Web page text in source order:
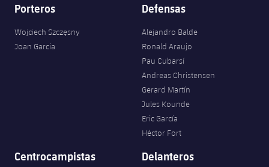
Porteros
Wojciech Szczęsny
Joan Garcia
Defensas
Alejandro Balde
Ronald Araujo
Pau Cubarsí
Andreas Christensen
Gerard Martín
Jules Kounde
Eric García
Héctor Fort
Centrocampistas Delanteros